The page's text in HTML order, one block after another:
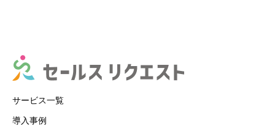
サービス一覧
導入事例